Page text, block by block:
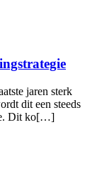
jaren sterk
dit een steeds
Dit ko[…]